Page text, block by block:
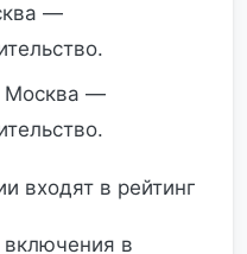
—
Москва —
входят в рейтинг
в